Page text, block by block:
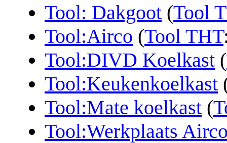
Tool: Dakgoot (Tool
Tool:Airco (Tool THT
Tool:DIVD Koelkast (
Tool:Keukenkoelkast
Tool:Mate koelkast (
Tool:Werkplaats